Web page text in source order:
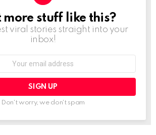
more stuff like this?
viral stories straight into your
inbox!
Don't worry, we don't spam